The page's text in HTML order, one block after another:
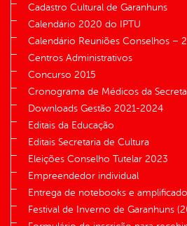
Cadastro Cultural de Garanhuns
Calendário 2020 do IPTU
Calendário Reuniões Conselhos –
Centros Administrativos
Concurso 2015
Cronograma de Médicos da
Downloads Gestão 2021-2024
Editais da Educação
Editais Secretaria de Cultura
Eleições Conselho Tutelar 2023
Empreendedor individual
Entrega de notebooks e
Festival de Inverno de Garanhuns